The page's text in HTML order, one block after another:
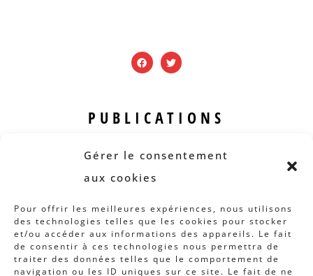
Gérer le consentement
aux cookies
Pour offrir les meilleures expériences, nous utilisons
des technologies telles que les cookies pour stocker
et/ou accéder aux informations des appareils. Le fait
de consentir à ces technologies nous permettra de
traiter des données telles que le comportement de
navigation ou les ID uniques sur ce site. Le fait de ne
PUBLICATIONS
Revue B.I.S.
Rapports et analyses
Articles
AUTRES INFOS
Actions